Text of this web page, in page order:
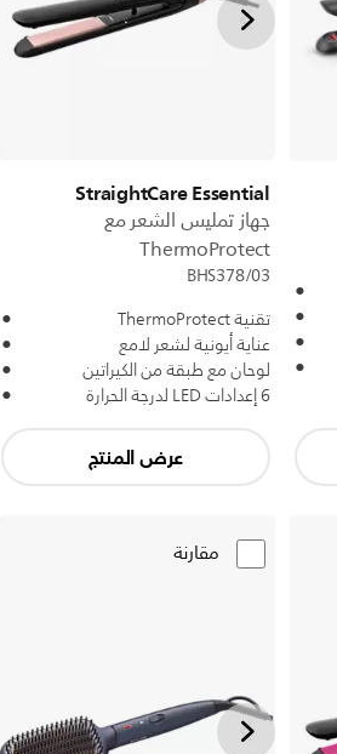
StraightCare Essential
جهاز تمليس الشعر مع
ThermoProtect
BHS378/03
تقنية ThermoProtect
عناية أيونية لشعر لامع
لوحان مع طبقة من الكيراتين
6 إعدادات LED لدرجة الحرارة
عرض المنتج
مقارنة